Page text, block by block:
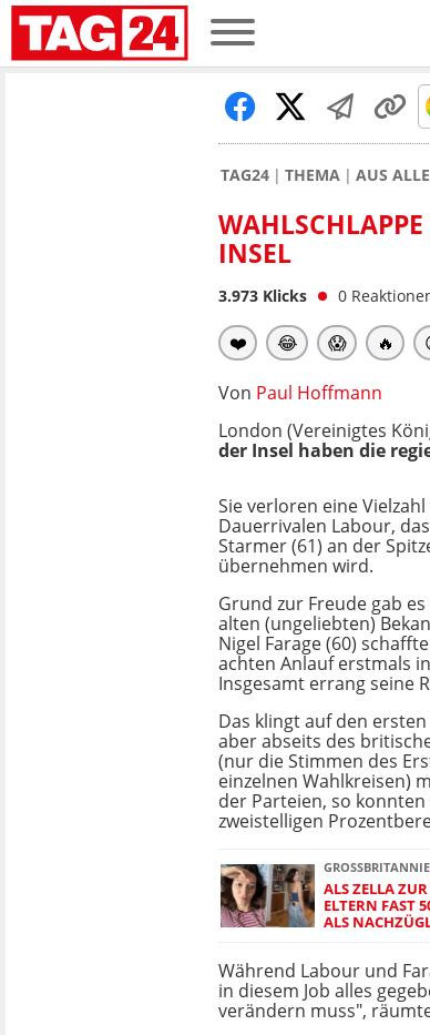
TAG24 THEMA AUS
INSEL
3.973 Klicks 0
❤️ 😂 😱 🔥
Von Paul Hoffmann
London (Vereinigtes
der Insel haben die
Sie verloren eine
Dauerrivalen Labour,
Starmer (61) an der
übernehmen wird.
Grund zur Freude gab
alten (ungeliebten)
Nigel Farage (60)
achten Anlauf erstmals
Insgesamt errang seine
Das klingt auf den
aber abseits des
(nur die Stimmen des
einzelnen Wahlkreisen)
der Parteien, so
zweistelligen
GROSSBRITANNIEN
ALS ZELLA
ELTERN FAST
ALS
Während Labour und
in diesem Job alles
verändern muss",